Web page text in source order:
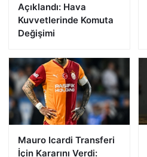
Açıklandı: Hava
Kuvvetlerinde Komuta
Değişimi
Mauro Icardi Transferi
İçin Kararını Verdi: